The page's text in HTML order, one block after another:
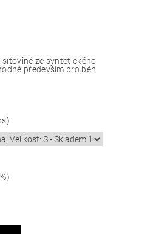
síťovině ze syntetického
především pro běh